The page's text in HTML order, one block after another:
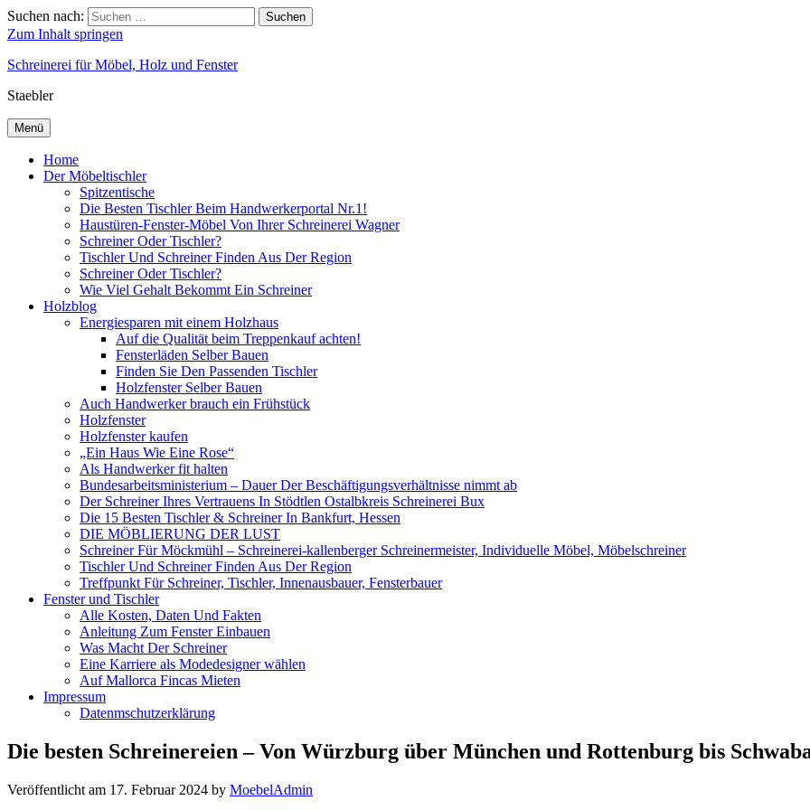
Suchen nach: Suchen
Zum Inhalt springen
Schreinerei für Möbel, Holz und Fenster
Staebler
Menü
Home
Der Möbeltischler
Spitzentische
Die Besten Tischler Beim Handwerkerportal Nr.1!
Haustüren-Fenster-Möbel Von Ihrer Schreinerei Wagner
Schreiner Oder Tischler?
Tischler Und Schreiner Finden Aus Der Region
Schreiner Oder Tischler?
Wie Viel Gehalt Bekommt Ein Schreiner
Holzblog
Energiesparen mit einem Holzhaus
Auf die Qualität beim Treppenkauf achten!
Fensterläden Selber Bauen
Finden Sie Den Passenden Tischler
Holzfenster Selber Bauen
Auch Handwerker brauch ein Frühstück
Holzfenster
Holzfenster kaufen
„Ein Haus Wie Eine Rose“
Als Handwerker fit halten
Bundesarbeitsministerium – Dauer Der Beschäftigungsverhältnisse nimmt ab
Der Schreiner Ihres Vertrauens In Stödtlen Ostalbkreis Schreinerei Bux
Die 15 Besten Tischler & Schreiner In Bankfurt, Hessen
DIE MÖBLIERUNG DER LUST
Schreiner Für Möckmühl – Schreinerei-kallenberger Schreinermeister, Individuelle Möbel, Möbelschreiner
Tischler Und Schreiner Finden Aus Der Region
Treffpunkt Für Schreiner, Tischler, Innenausbauer, Fensterbauer
Fenster und Tischler
Alle Kosten, Daten Und Fakten
Anleitung Zum Fenster Einbauen
Was Macht Der Schreiner
Eine Karriere als Modedesigner wählen
Auf Mallorca Fincas Mieten
Impressum
Datenmschutzerklärung
Die besten Schreinereien – Von Würzburg über München und Rottenburg bis
Veröffentlicht am 17. Februar 2024 by MoebelAdmin